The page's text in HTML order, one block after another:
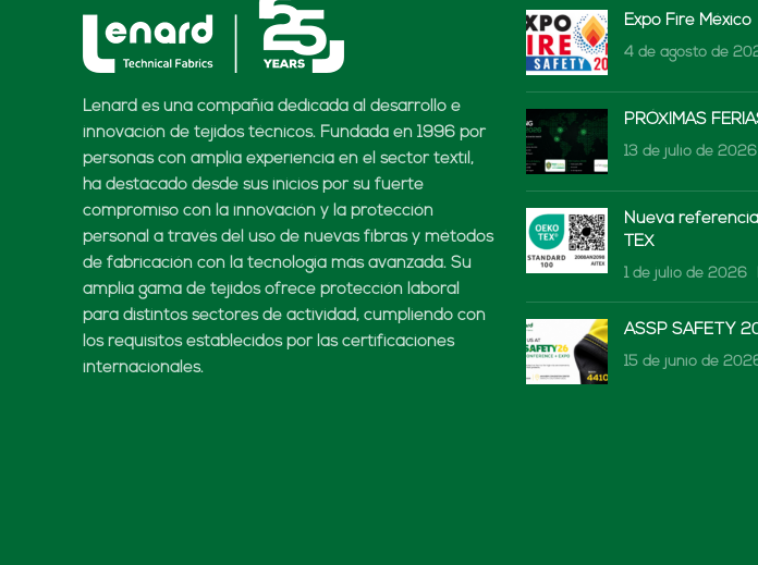
Xispal RS817 R1 WATERPROOF (Lenard Europe)
Xispal RS 817 R1 WATERPROOF (Lenard America)
6,20 (oz-sq-yd) Plana 1E1
Xispal RS820 R1 (Lenard Europe)